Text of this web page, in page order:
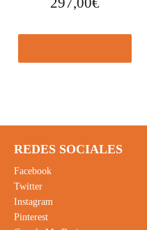
REDES SOCIALES
Facebook
Twitter
Instagram
Pinterest